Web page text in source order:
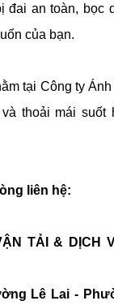
đai an toàn, bọc
của bạn.
tại Công ty
thoải mái suốt
liên hệ:
TẢI & DỊCH
Lê Lai -